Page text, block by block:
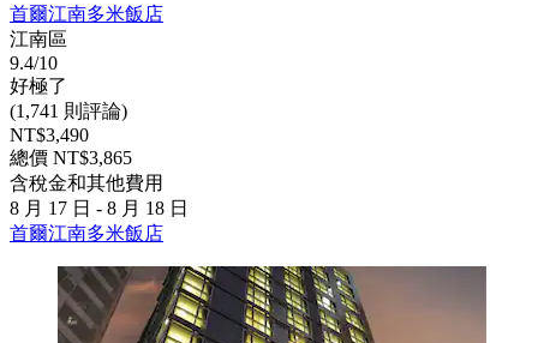
首爾江南多米飯店
江南區
9.4/10
好極了
(1,741 則評論)
NT$3,490
總價 NT$3,865
含稅金和其他費用
8 月 17 日 - 8 月 18 日
首爾江南多米飯店